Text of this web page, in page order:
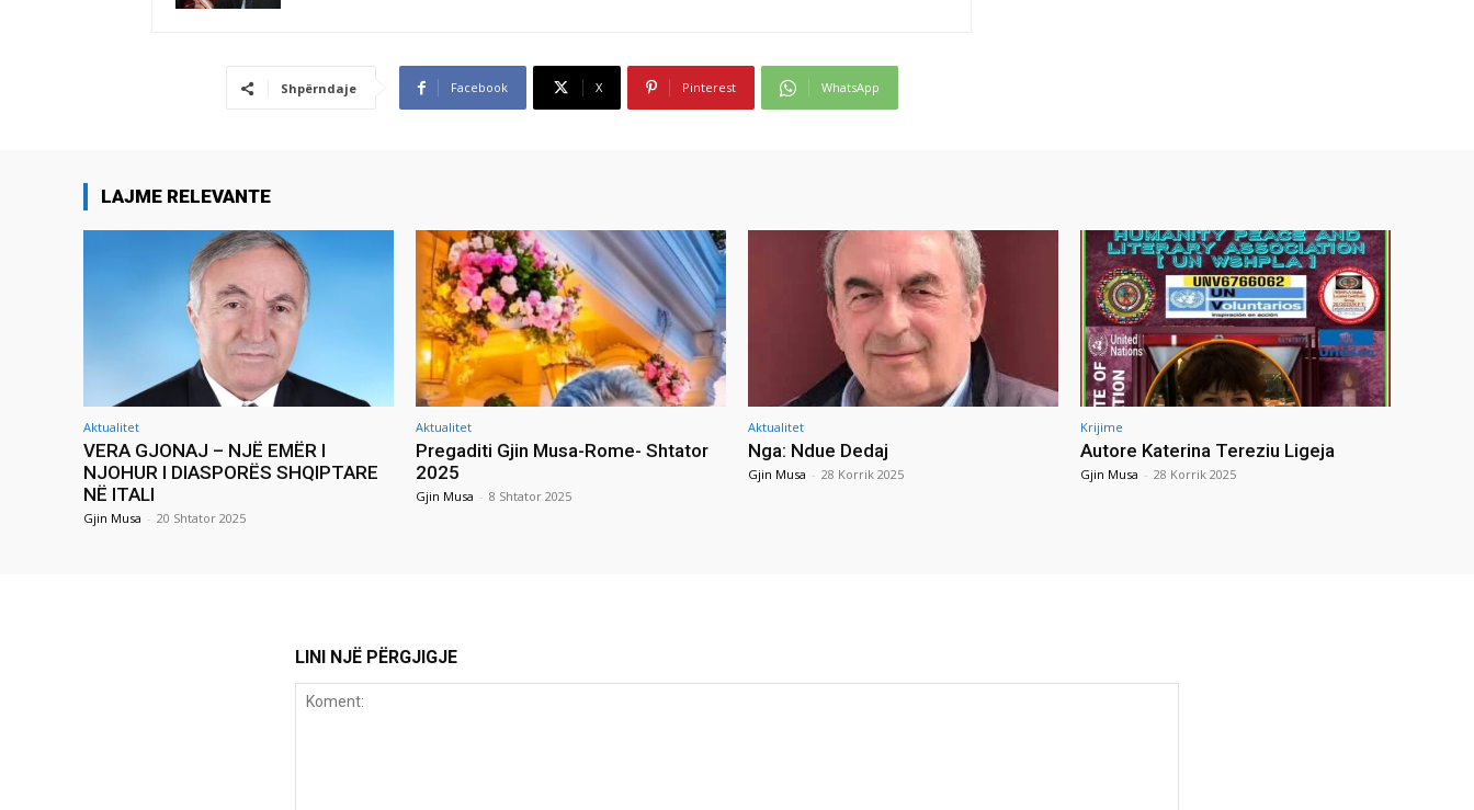
Shpërndaje Facebook X Pinterest WhatsApp
LAJME RELEVANTE
Aktualitet
VERA GJONAJ – NJË EMËR I
NJOHUR I DIASPORËS SHQIPTARE
NË ITALI
Gjin Musa - 20 Shtator 2025
Aktualitet
Pregaditi Gjin Musa-Rome- Shtator
2025
Gjin Musa - 8 Shtator 2025
Aktualitet
Nga: Ndue Dedaj
Gjin Musa - 28 Korrik 2025
Krijime
Autore Katerina Tereziu Ligeja
Gjin Musa - 28 Korrik 2025
LINI NJË PËRGJIGJE